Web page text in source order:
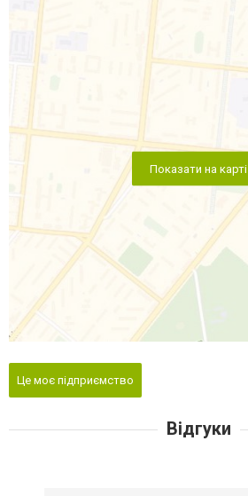
Показати на карті
Це моє підприємство
Відгуки